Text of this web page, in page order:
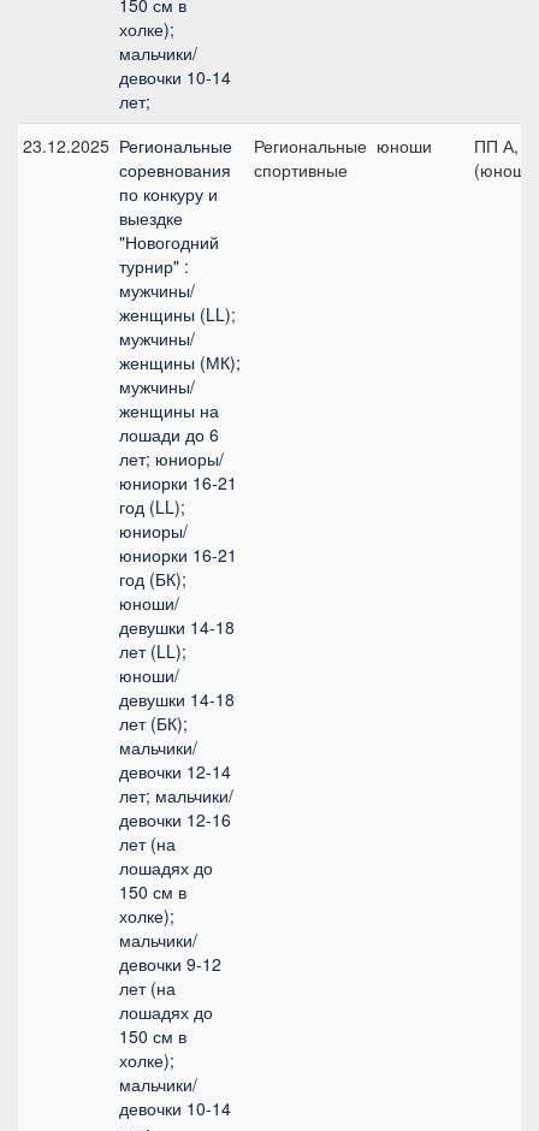
150 см в
холке);
мальчики/
девочки 10-14
лет;
23.12.2025 Региональные
соревнования
по конкуру и
выездке
"Новогодний
турнир" :
мужчины/
женщины (LL);
мужчины/
женщины (МК);
мужчины/
женщины на
лошади до 6
лет; юниоры/
юниорки 16-21
год (LL);
юниоры/
юниорки 16-21
год (БК);
юноши/
девушки 14-18
лет (LL);
юноши/
девушки 14-18
лет (БК);
мальчики/
девочки 12-14
лет; мальчики/
девочки 12-16
лет (на
лошадях до
150 см в
холке);
мальчики/
девочки 9-12
лет (на
лошадях до
150 см в
холке);
мальчики/
девочки 10-14
Региональные
спортивные
юноши
ПП А,